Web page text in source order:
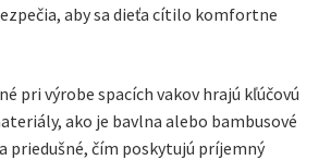
aby sa dieťa cítilo komfortne
pri výrobe spacích vakov hrajú kľúčovú
ako je bavlna alebo bambusové
priedušné, čím poskytujú príjemný